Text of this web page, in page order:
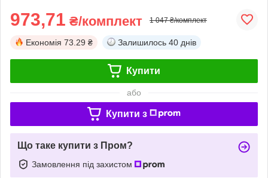
973,71 ₴/комплект 1 047 ₴/комплект
Економія 73.29 ₴ Залишилось 40 днів
Купити
або
Купити з
Що таке купити з Пром?
Замовлення під захистом